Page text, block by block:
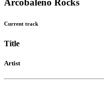
Arcobaleno Rocks
Current track
Title
Artist